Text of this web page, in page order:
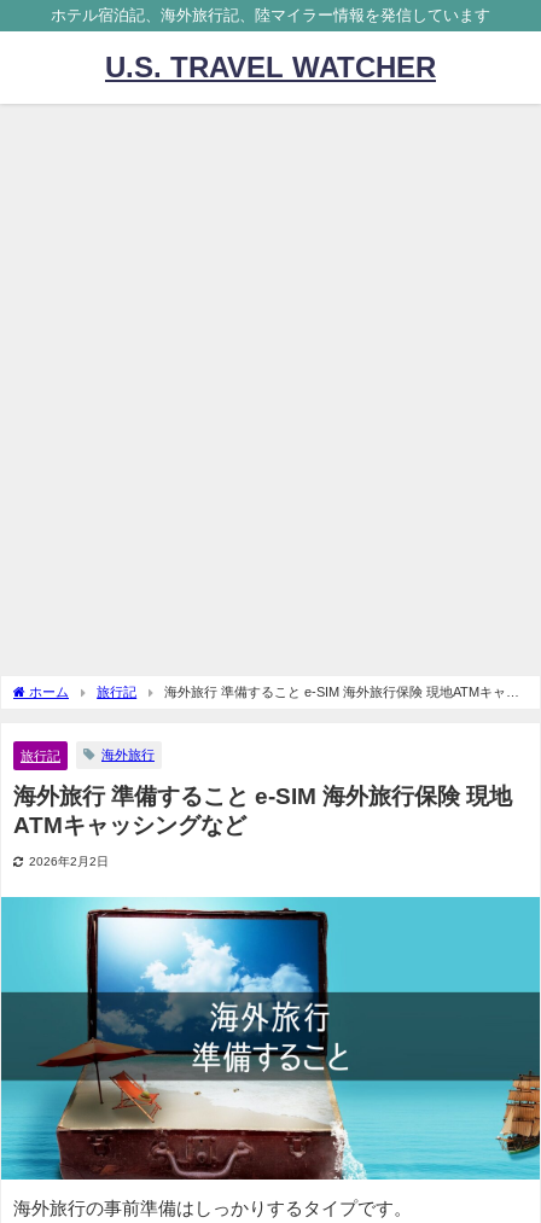
ホテル宿泊記、海外旅行記、陸マイラー情報を発信しています
U.S. TRAVEL WATCHER
ホーム 旅行記
海外旅行 準備すること e-SIM 海外旅行保険 現地ATMキャッ
旅行記 海外旅行
海外旅行 準備すること e-SIM 海外旅行保険 現地
ATMキャッシングなど
2026年2月2日
海外旅行の事前準備はしっかりするタイプです。